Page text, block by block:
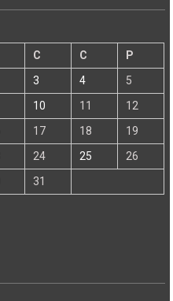
C C
P
3 4
5
10 11
12
17 18
19
24 25
26
31